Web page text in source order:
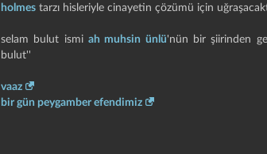
holmes tarzı hisleriyle cinayetin çözümü için
selam bulut ismiah muhsin ünlü'nün bir şiirinden
bulut''
vaaz
bir gün peygamber efendimiz